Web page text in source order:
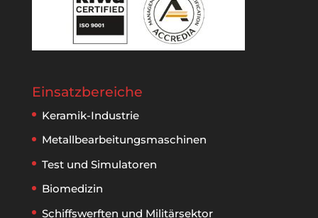
Einsatzbereiche
Keramik-Industrie
Metallbear­beitungs­maschinen
Test und Simulatoren
Biomedizin
Schiffswerften und Militärsektor